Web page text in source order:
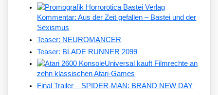
Kommentar: Aus der Zeit gefallen – Bastei und der
Sexismus
Teaser: NEUROMANCER
Teaser: BLADE RUNNER 2099
Universal kauft Filmrechte an
zehn klassischen Atari-Games
Final Trailer – SPIDER-MAN: BRAND NEW DAY